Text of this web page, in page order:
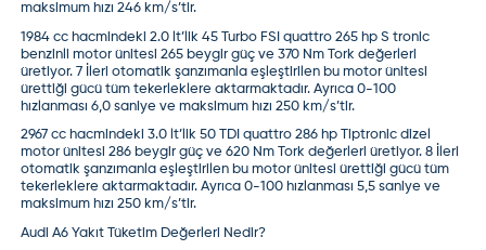
maksimum hızı 246 km/s’tir.
1984 cc hacmindeki 2.0 lt’lik 45 Turbo FSI quattro 265 hp S tronic
benzinli motor ünitesi 265 beygir güç ve 370 Nm Tork değerleri
üretiyor. 7 İleri otomatik şanzımanla eşleştirilen bu motor ünitesi
ürettiği gücü tüm tekerleklere aktarmaktadır. Ayrıca 0-100
hızlanması 6,0 saniye ve maksimum hızı 250 km/s’tir.
2967 cc hacmindeki 3.0 lt’lik 50 TDI quattro 286 hp Tiptronic dizel
motor ünitesi 286 beygir güç ve 620 Nm Tork değerleri üretiyor. 8 İleri
otomatik şanzımanla eşleştirilen bu motor ünitesi ürettiği gücü tüm
tekerleklere aktarmaktadır. Ayrıca 0-100 hızlanması 5,5 saniye ve
maksimum hızı 250 km/s’tir.
Audi A6 Yakıt Tüketim Değerleri Nedir?